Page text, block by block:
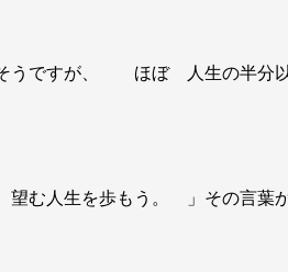
うですが、 ほぼ 人生の半分
む人生を歩もう。 」その言葉